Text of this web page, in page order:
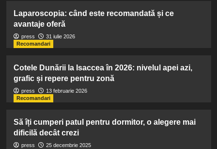
Laparoscopia: când este recomandată și ce
avantaje oferă
press
31 iulie 2026
Recomandari
Cotele Dunării la Isaccea în 2026: nivelul apei azi,
grafic și repere pentru zonă
press
13 februarie 2026
Recomandari
Să îți cumperi patul pentru dormitor, o alegere mai
dificilă decât crezi
press 25 decembrie 2025